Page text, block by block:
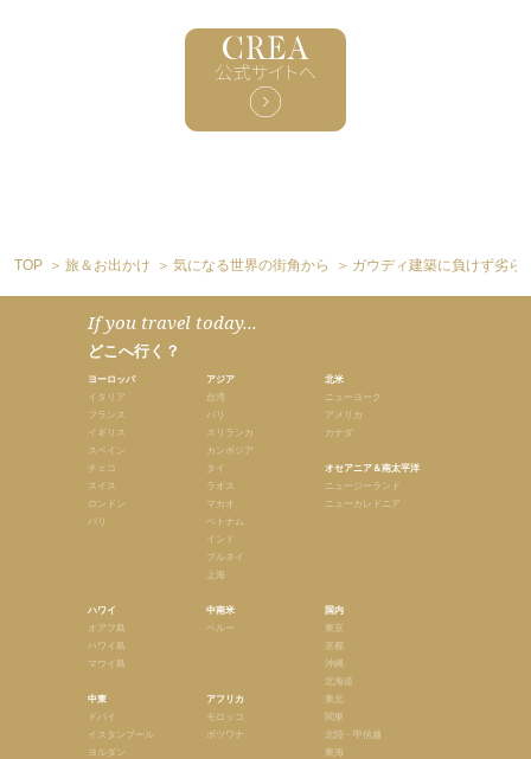
TOP 旅＆お出かけ 気になる世界の街角から ガウディ建築に負けず劣ら
If you travel today...
どこへ行く？
ヨーロッパ
イタリア
フランス
イギリス
スペイン
チェコ
スイス
ロンドン
パリ
ハワイ
オアフ島
ハワイ島
マウイ島
中東
ドバイ
イスタンブール
ヨルダン
アジア
台湾
バリ
スリランカ
カンボジア
タイ
ラオス
マカオ
ベトナム
インド
ブルネイ
上海
中南米
ペルー
アフリカ
モロッコ
ボツワナ
北米
ニューヨーク
アメリカ
カナダ
オセアニア＆南太平洋
ニュージーランド
ニューカレドニア
国内
東京
京都
沖縄
北海道
東北
関東
北陸・甲信越
東海